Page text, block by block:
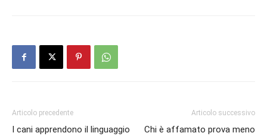
Articolo precedente
I cani apprendono il linguaggio
Articolo successivo
Chi è affamato prova meno